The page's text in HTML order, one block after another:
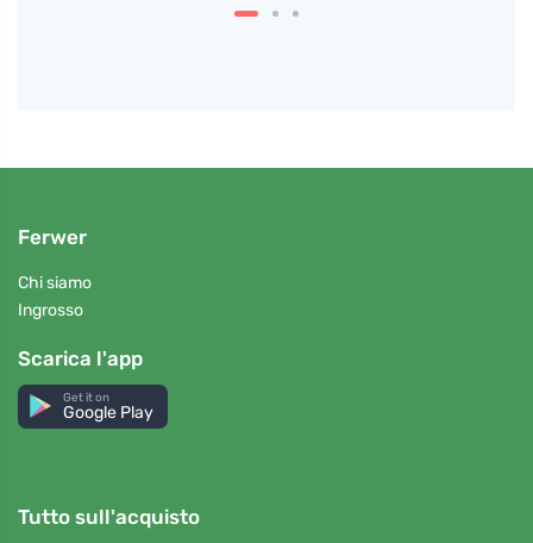
Ferwer
Chi siamo
Ingrosso
Scarica l'app
Get it on
Google Play
Tutto sull'acquisto